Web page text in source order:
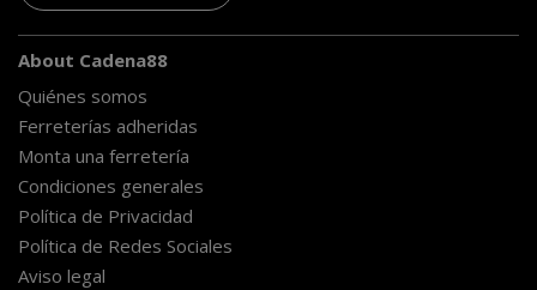
About Cadena88
Quiénes somos
Ferreterías adheridas
Monta una ferretería
Condiciones generales
Política de Privacidad
Política de Redes Sociales
Aviso legal